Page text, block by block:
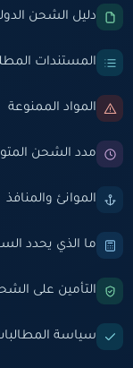
دليل الشحن
المستندات
المواد الممنوعة
مدد الشحن
الموانئ والمنافذ
ما الذي يحدد
التأمين على
سياسة